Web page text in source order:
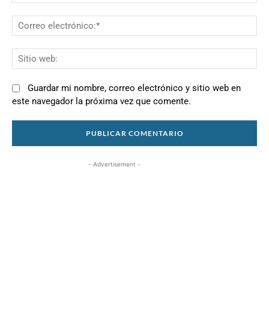
Guardar mi nombre, correo electrónico y sitio web en
este navegador la próxima vez que comente.
- Advertisement -